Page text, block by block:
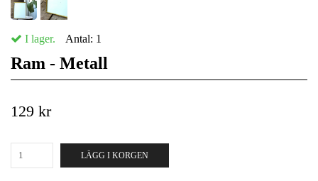
I lager. Antal: 1
Ram - Metall
129 kr
LÄGG I KORGEN